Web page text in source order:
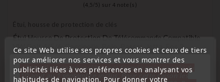
(4,5 / 5) sur 4 note(s)
Étui, housse de protection de clés
Étui Housse De Protection De Télécommande Compatible
VW Golf 4/5/6, Coccinelle, Polo, Passat, Jetta, Eos 2
Boutons
BleuVertrose Jaunerouge +2
Prix
Ce site Web utilise ses propres cookies et ceux de tiers
pour améliorer nos services et vous montrer des
publicités liées à vos préférences en analysant vos
habitudes de navigation. Pour donner votre
« Attention, notre société sera fermée pour congés du
10 aout au 1 septembre inclus. Pour cette raison les